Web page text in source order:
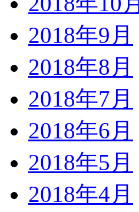
2018年9月
2018年8月
2018年7月
2018年6月
2018年5月
2018年4月